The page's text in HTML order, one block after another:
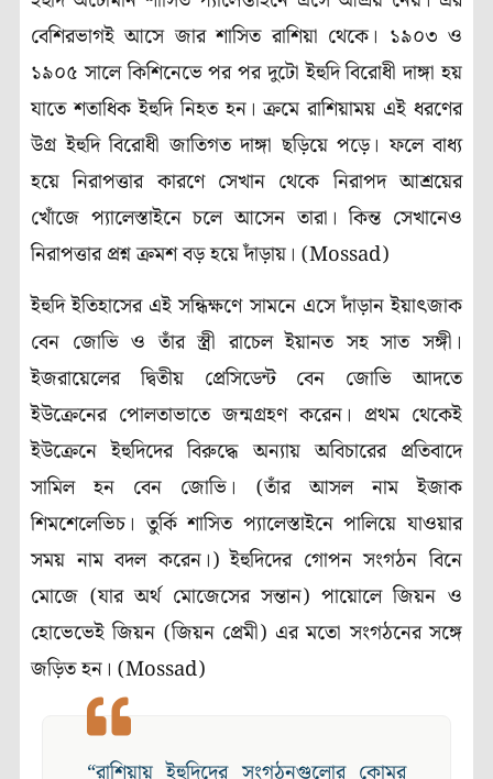
বেশিরভাগই আসে জার শাসিত রাশিয়া থেকে। ১৯০৩ ও
১৯০৫ সালে কিশিনেভে পর পর দুটো ইহুদি বিরোধী দাঙ্গা হয়
যাতে শতাধিক ইহুদি নিহত হন। ক্রমে রাশিয়াময় এই ধরণের
উগ্র ইহুদি বিরোধী জাতিগত দাঙ্গা ছড়িয়ে পড়ে। ফলে বাধ্য
হয়ে নিরাপত্তার কারণে সেখান থেকে নিরাপদ আশ্রয়ের
খোঁজে প্যালেস্তাইনে চলে আসেন তারা। কিন্ত সেখানেও
নিরাপত্তার প্রশ্ন ক্রমশ বড় হয়ে দাঁড়ায়। (Mossad)
ইহুদি ইতিহাসের এই সন্ধিক্ষণে সামনে এসে দাঁড়ান ইয়াৎজাক
বেন জোভি ও তাঁর স্ত্রী রাচেল ইয়ানত সহ সাত সঙ্গী।
ইজরায়েলের দ্বিতীয় প্রেসিডেন্ট বেন জোভি আদতে
ইউক্রেনের পোলতাভাতে জন্মগ্রহণ করেন। প্রথম থেকেই
ইউক্রেনে ইহুদিদের বিরুদ্ধে অন্যায় অবিচারের প্রতিবাদে
সামিল হন বেন জোভি। (তাঁর আসল নাম ইজাক
শিমশেলেভিচ। তুর্কি শাসিত প্যালেস্তাইনে পালিয়ে যাওয়ার
সময় নাম বদল করেন।) ইহুদিদের গোপন সংগঠন বিনে
মোজে (যার অর্থ মোজেসের সন্তান) পায়োলে জিয়ন ও
হোভেভেই জিয়ন (জিয়ন প্রেমী) এর মতো সংগঠনের সঙ্গে
জড়িত হন। (Mossad)